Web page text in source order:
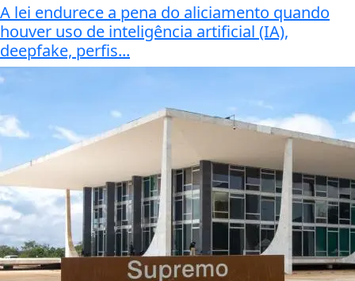
A lei endurece a pena do aliciamento quando
houver uso de inteligência artificial (IA),
deepfake, perfis...